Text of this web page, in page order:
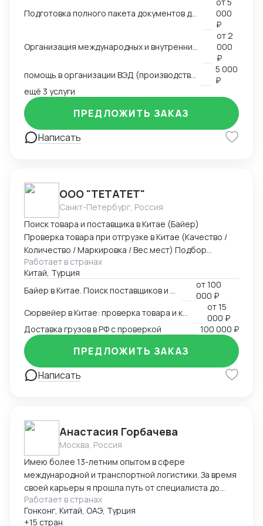
таможенного оформления, оптовые продажи всё
делал сам), работал с логистическими компаниями,
общался с поставщиками, прорабатывали различные
схемы доставки (очень сложные включая мед
сейчас в основном работаю с Китаем и Турцией.
Возил различные группы товаров. Участвую в
различных семинарах и выставках.
Подготовка полного пакета документов для экспортно-импортных поставок
000
₽
Организация международных и внутренних перевозок всеми видами транспорта
от2
000
₽
5 000
₽
ещё 3 услуги
Написать
ПРЕДЛОЖИТЬ ЗАКАЗ
ООО "ТЕТАТЕТ"
Санкт-Петербург, Россия
Поиск товара и поставщика в Китае (Байер)
Проверка товара при отгрузке в Китае (Качество /
Количество / Маркировка / Вес мест) Подбор
оптимального способа доставки. Маршрут /
Перевозчики / Таможня Работаем официально.
Белый импорт / Документы / ЧЗ
Работает в странах
Китай, Турция
от100
000 ₽
от15
000 ₽
Доставка грузов в РФ с проверкой
100 000 ₽
Написать
ПРЕДЛОЖИТЬ ЗАКАЗ
Анастасия Горбачева
Москва, Россия
Имею более 13-летним опытом в сфере
международной и транспортной логистики. За время
своей карьеры я прошла путь от специалиста до
директора по логистике, успешно управляя
сложными проектами, выводя компании на новые
Работает в странах
Гонконг, Китай, ОАЭ, Турция
+15 стран